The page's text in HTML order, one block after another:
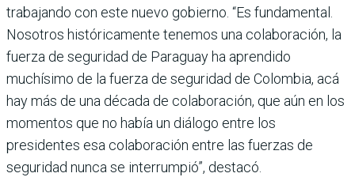
trabajando con este nuevo gobierno. “Es fundamental.
Nosotros históricamente tenemos una colaboración, la
fuerza de seguridad de Paraguay ha aprendido
muchísimo de la fuerza de seguridad de Colombia, acá
hay más de una década de colaboración, que aún en los
momentos que no había un diálogo entre los
presidentes esa colaboración entre las fuerzas de
seguridad nunca se interrumpió”, destacó.